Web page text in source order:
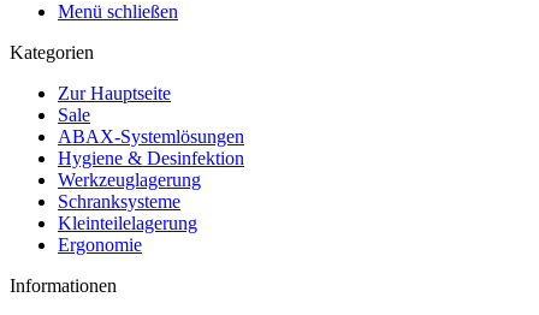
Menü schließen
Kategorien
Zur Hauptseite
Sale
ABAX-Systemlösungen
Hygiene & Desinfektion
Werkzeuglagerung
Schranksysteme
Kleinteilelagerung
Ergonomie
Informationen